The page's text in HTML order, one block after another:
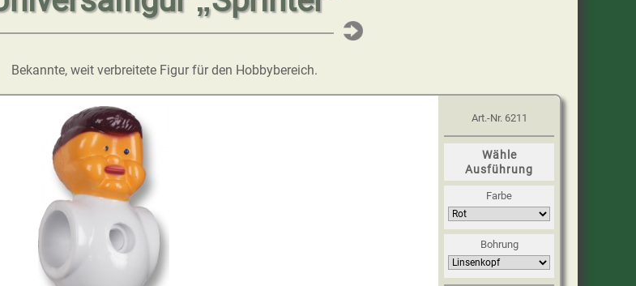
Bekannte, weit verbreitete Figur für den Hobbybereich.
Art.-Nr. 6211
Wähle
Ausführung
Farbe
Bohrung